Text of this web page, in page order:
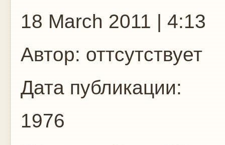
18 March 2011 | 4:13
Автор: оттсутствует
Дата публикации:
1976